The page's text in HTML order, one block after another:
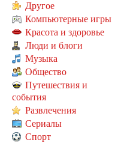
Другое
Компьютерные игры
Красота и здоровье
Люди и блоги
Музыка
Общество
Путешествия и
события
Развлечения
Сериалы
Спорт